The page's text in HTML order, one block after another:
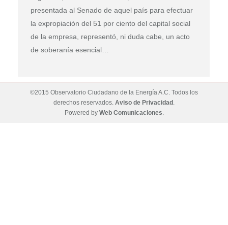
presentada al Senado de aquel país para efectuar
la expropiación del 51 por ciento del capital social
de la empresa, representó, ni duda cabe, un acto
de soberanía esencial…
©2015 Observatorio Ciudadano de la Energía A.C. Todos los
derechos reservados. Aviso de Privacidad .
Powered by Web Comunicaciones.